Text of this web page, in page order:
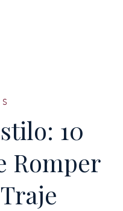
10
Romper